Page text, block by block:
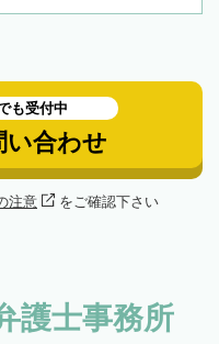
も受付中
い合わせ
注意 をご確認下さい
護士事務所